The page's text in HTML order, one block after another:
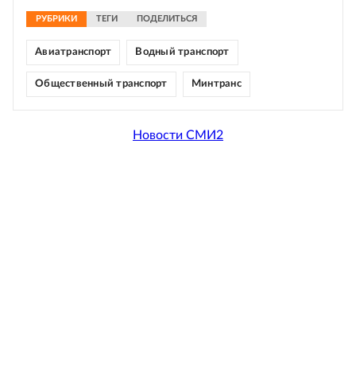
РУБРИКИ ТЕГИ ПОДЕЛИТЬСЯ
Авиатранспорт Водный транспорт
Общественный транспорт Минтранс
Новости СМИ2